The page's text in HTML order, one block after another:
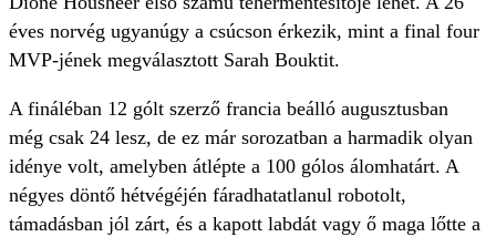
éves norvég ugyanúgy a csúcson érkezik, mint a final four
MVP-jének megválasztott Sarah Bouktit.
A fináléban 12 gólt szerző francia beálló augusztusban
még csak 24 lesz, de ez már sorozatban a harmadik olyan
idénye volt, amelyben átlépte a 100 gólos álomhatárt. A
négyes döntő hétvégéjén fáradhatatlanul robotolt,
támadásban jól zárt, és a kapott labdát vagy ő maga lőtte a